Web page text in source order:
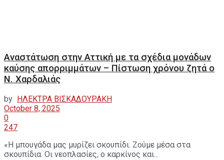
Αναστάτωση στην Αττική με τα σχέδια μονάδων
καύσης απορριμμάτων – Πίστωση χρόνου ζητά ο
Ν. Χαρδαλιάς
by
ΗΛΕΚΤΡΑ ΒΙΣΚΑΔΟΥΡΑΚΗ
October 8, 2025
0
247
«Η μπουγάδα μας μυρίζει σκουπίδι. Ζούμε μέσα στα
σκουπίδια. Οι νεοπλασίες, ο καρκίνος και...